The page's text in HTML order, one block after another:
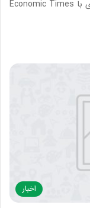
بنیانگذار و مدیرعامل کمپانی شیائومی در مصاحبه‌ای با Economic Times
اخبار